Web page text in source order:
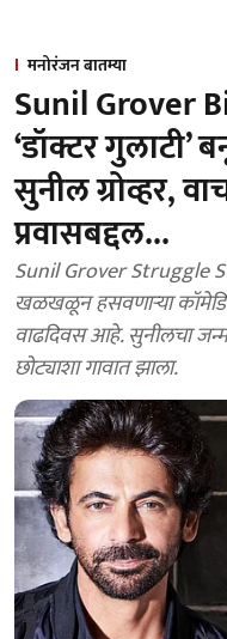
मनोरंजन बातम्या
Sunil Grover
‘डॉक्टर गुलाटी’
सुनील ग्रोव्हर,
प्रवासबद्दल...
Sunil Grover Struggle
खळखळून हसवणाऱ्या
वाढदिवस आहे. सुनीलचा
छोट्याशा गावात झाला.